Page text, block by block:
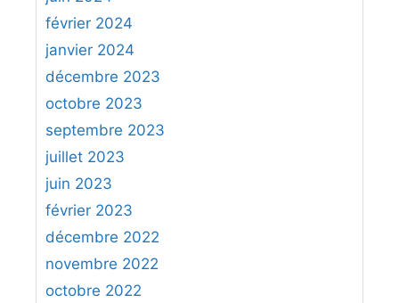
février 2024
janvier 2024
décembre 2023
octobre 2023
septembre 2023
juillet 2023
juin 2023
février 2023
décembre 2022
novembre 2022
octobre 2022